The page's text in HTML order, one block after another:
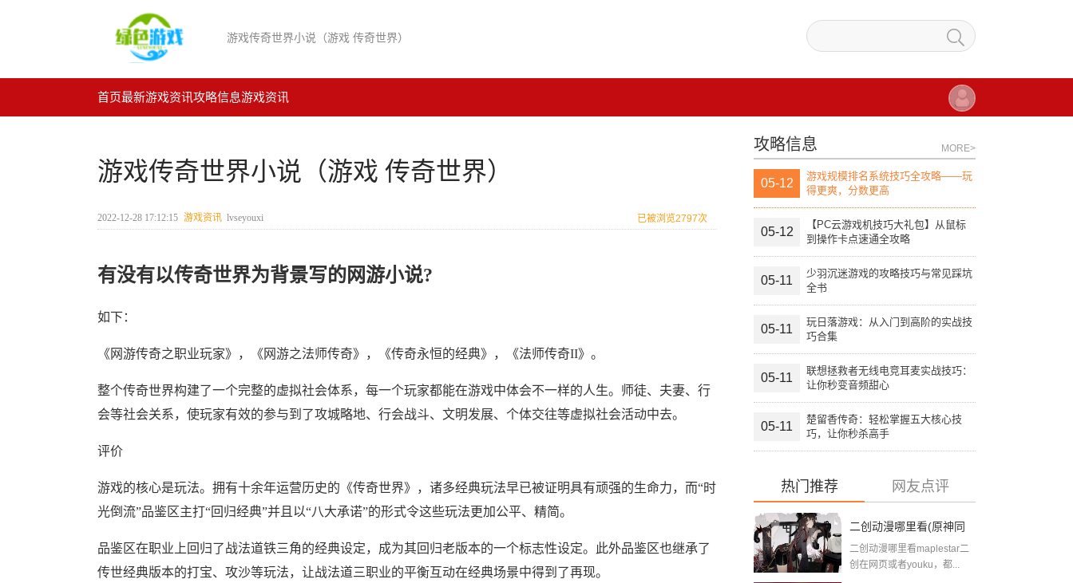
游戏传奇世界小说（游戏 传奇世界）
首页最新游戏资讯攻略信息游戏资讯
游戏传奇世界小说（游戏 传奇世界）
2022-12-28 17:12:15 游戏资讯 lvseyouxi 已被浏览2797次
有没有以传奇世界为背景写的网游小说?
如下：
《网游传奇之职业玩家》，《网游之法师传奇》，《传奇永恒的经典》，《法师传奇II》。
整个传奇世界构建了一个完整的虚拟社会体系，每一个玩家都能在游戏中体会不一样的人生。师徒、夫妻、行
会等社会关系，使玩家有效的参与到了攻城略地、行会战斗、文明发展、个体交往等虚拟社会活动中去。
评价
游戏的核心是玩法。拥有十余年运营历史的《传奇世界》，诸多经典玩法早已被证明具有顽强的生命力，而“时
光倒流”品鉴区主打“回归经典”并且以“八大承诺”的形式令这些玩法更加公平、精简。
品鉴区在职业上回归了战法道铁三角的经典设定，成为其回归老版本的一个标志性设定。此外品鉴区也继承了
传世经典版本的打宝、攻沙等玩法，让战法道三职业的平衡互动在经典场景中得到了再现。
攻略信息 MORE>
05-12
游戏规模排名系统技巧全攻略——玩
得更爽，分数更高
05-12
【PC云游戏机技巧大礼包】从鼠标
到操作卡点速通全攻略
05-11
少羽沉迷游戏的攻略技巧与常见踩坑
全书
05-11
玩日落游戏：从入门到高阶的实战技
巧合集
05-11
联想拯救者无线电竞耳麦实战技巧：
让你秒变音频甜心
05-11
楚留香传奇：轻松掌握五大核心技
巧，让你秒杀高手
热门推荐 网友点评
二创动漫哪里看(原神同
人二创游戏网站推荐)
二创动漫哪里看maplestar二
创在网页或者youku，都...